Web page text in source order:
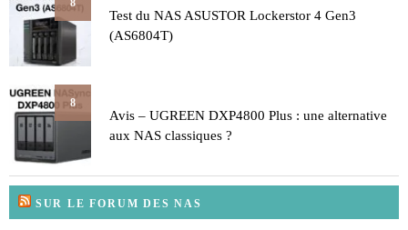
8
Test du NAS ASUSTOR Lockerstor 4 Gen3
(AS6804T)
8
Avis – UGREEN DXP4800 Plus : une alternative
aux NAS classiques ?
SUR LE FORUM DES NAS